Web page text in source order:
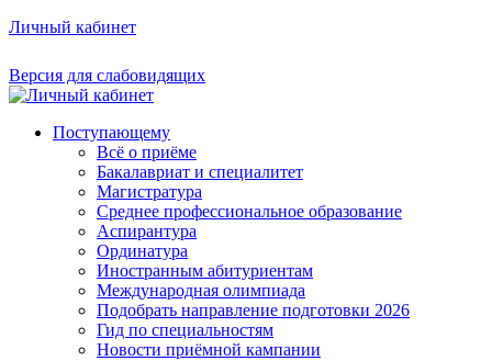
Личный кабинет
Версия для слабовидящих
Поступающему
Всё о приёме
Бакалавриат и специалитет
Магистратура
Среднее профессиональное образование
Аспирантура
Ординатура
Иностранным абитуриентам
Международная олимпиада
Подобрать направление подготовки 2026
Гид по специальностям
Новости приёмной кампании